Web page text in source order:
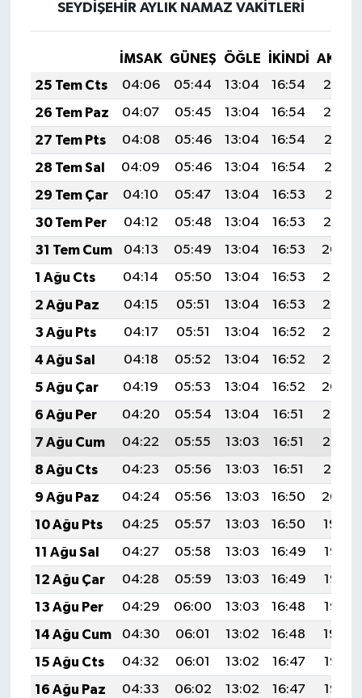
SEYDİŞEHİR AYLIK NAMAZ VAKITLERI
İMSAK GÜNEŞ ÖĞLE İKINDI
25 Tem Cts
04:06 05:44 13:04 16:54
20:14
26 Tem Paz
04:07 05:45 13:04 16:54
20:14
27 Tem Pts
04:08 05:46 13:04 16:54
20:13
28 Tem Sal
04:09 05:46 13:04 16:54
20:12
29 Tem Çar
04:10 05:47 13:04 16:53
20:11
30 Tem Per
04:12 05:48 13:04 16:53
20:10
31 Tem Cum
04:13 05:49 13:04 16:53
20:09
1 Ağu Cts
04:14 05:50 13:04 16:53
20:08
2 Ağu Paz
04:15 05:51 13:04 16:53
20:07
3 Ağu Pts
04:17 05:51 13:04 16:52
20:06
4 Ağu Sal
04:18 05:52 13:04 16:52
20:05
5 Ağu Çar
04:19 05:53 13:04 16:52
20:04
6 Ağu Per
04:20 05:54 13:04 16:51
20:03
7 Ağu Cum
04:22 05:55 13:03 16:51
20:02
8 Ağu Cts
04:23 05:56 13:03 16:51
20:01
9 Ağu Paz
04:24 05:56 13:03 16:50
20:00
10 Ağu Pts
04:25 05:57 13:03 16:50
19:59
11 Ağu Sal
04:27 05:58 13:03 16:49
19:58
12 Ağu Çar
04:28 05:59 13:03 16:49
19:57
13 Ağu Per
04:29 06:00 13:03 16:48
19:55
14 Ağu Cum
04:30 06:01 13:02 16:48
19:54
15 Ağu Cts
04:32 06:01 13:02 16:47
19:53
16 Ağu Paz
04:33 06:02 13:02 16:47
19:52